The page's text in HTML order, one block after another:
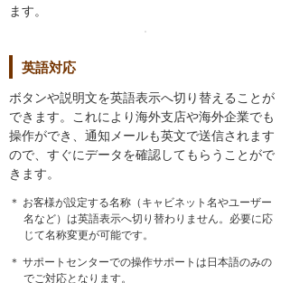
ます。
英語対応
ボタンや説明文を英語表示へ切り替えることが
できます。これにより海外支店や海外企業でも
操作ができ、通知メールも英文で送信されます
ので、すぐにデータを確認してもらうことがで
きます。
＊ お客様が設定する名称（キャビネット名やユーザー
名など）は英語表示へ切り替わりません。必要に応
じて名称変更が可能です。
＊ サポートセンターでの操作サポートは日本語のみの
でご対応となります。